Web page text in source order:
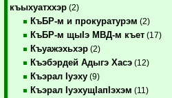
къыхуатххэр (2)
КъБР-м и прокуратурэм (2)
КъБР-м щыIэ МВД-м къет (17)
Къуажэхьхэр (2)
Къэбэрдей Адыгэ Хасэ (12)
Къэрал Iуэху (9)
Къэрал IуэхущIапIэхэм (11)